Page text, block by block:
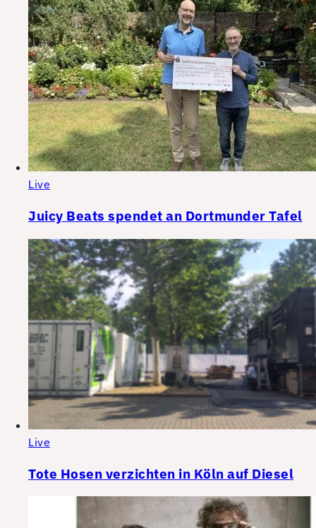
Live
Juicy Beats spendet an Dortmunder Tafel
Live
Tote Hosen verzichten in Köln auf Diesel